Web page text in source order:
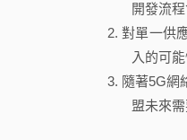
開發流
對單一供
入的可
隨著5G網
盟未來